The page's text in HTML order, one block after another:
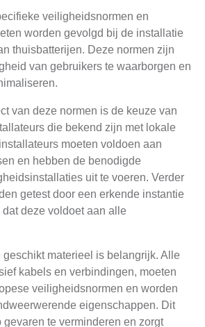
veiligheidsnormen en
worden gevolgd bij de installatie
thuisbatterijen. Deze normen zijn
van gebruikers te waarborgen en
van deze normen is de keuze van
die bekend zijn met lokale
moeten voldoen aan
en hebben de benodigde
uit te voeren. Verder
getest door een erkende instantie
deze voldoet aan alle
geschikt materieel is belangrijk. Alle
kabels en verbindingen, moeten
veiligheidsnormen en worden
eigenschappen. Dit
gevaren te verminderen en zorgt